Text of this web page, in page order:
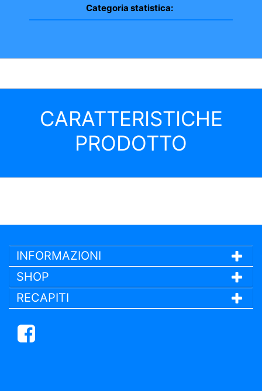
Categoria statistica:
CARATTERISTICHE
PRODOTTO
INFORMAZIONI
SHOP
RECAPITI
Facebook